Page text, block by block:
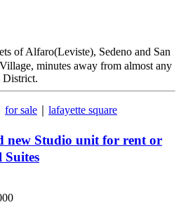
of Alfaro(Leviste), Sedeno and San
minutes away from almost any
District.
for sale lafayette square
new Studio unit for rent or
Suites